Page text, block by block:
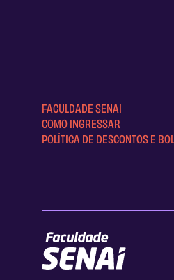
FACULDADE SENAI
COMO INGRESSAR
POLÍTICA DE DESCONTOS E